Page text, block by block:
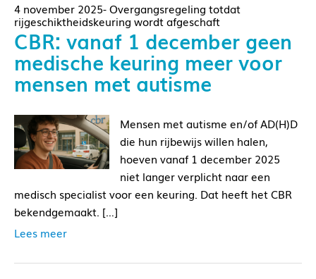
4 november 2025- Overgangsregeling totdat
rijgeschiktheidskeuring wordt afgeschaft
CBR: vanaf 1 december geen
medische keuring meer voor
mensen met autisme
Mensen met autisme en/of AD(H)D
die hun rijbewijs willen halen,
hoeven vanaf 1 december 2025
niet langer verplicht naar een
medisch specialist voor een keuring. Dat heeft het CBR
bekendgemaakt. […]
Lees meer